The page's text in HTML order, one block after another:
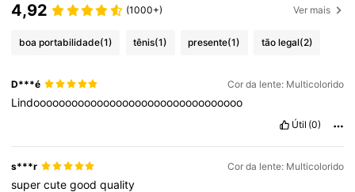
4,92 (1000+) Ver mais
boa portabilidade(1) tênis(1) presente(1) tão legal(2)
D***é Cor da lente: Multicolorido
Lindooooooooooooooooooooooooooooooooo
Útil (0)
s***r Cor da lente: Multicolorido
supercutegoodquality